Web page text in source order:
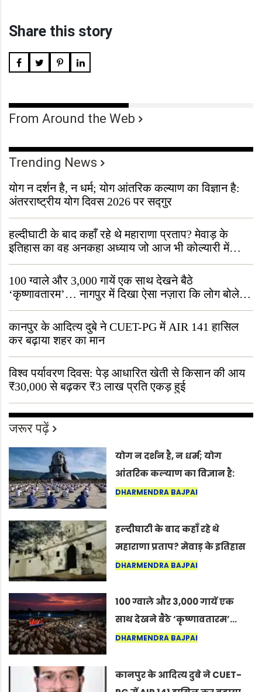
Share this story
From Around the Web
Trending News
योग न दर्शन है, न धर्म; योग आंतरिक कल्याण का विज्ञान है:
अंतरराष्ट्रीय योग दिवस 2026 पर सद्गुर
हल्दीघाटी के बाद कहाँ रहे थे महाराणा प्रताप? मेवाड़ के
इतिहास का वह अनकहा अध्याय जो आज भी कोल्यारी में
जीवित है
100 ग्वाले और 3,000 गायें एक साथ देखने बैठे
‘कृष्णावतारम’… नागपुर में दिखा ऐसा नज़ारा कि लोग बोले,
“ऐसा तो सिर्फ़ कृष्ण ही कर सकते हैं”
कानपुर के आदित्य दुबे ने CUET-PG में AIR 141 हासिल
कर बढ़ाया शहर का मान
विश्व पर्यावरण दिवस: पेड़ आधारित खेती से किसान की आय
₹30,000 से बढ़कर ₹3 लाख प्रति एकड़ हुई
जरूर पढ़ें
योग न दर्शन है, न धर्म; योग
आंतरिक कल्याण का विज्ञान है:
अंतरराष्ट्रीय योग दिवस 2026 पर
DHARMENDRA BAJPAI
हल्दीघाटी के बाद कहाँ रहे थे
महाराणा प्रताप? मेवाड़ के इतिहास
का वह अनकहा अध्याय जो आज भी
DHARMENDRA BAJPAI
100 ग्वाले और 3,000 गायें एक
साथ देखने बैठे ‘कृष्णावतारम’…
नागपुर में दिखा ऐसा नज़ारा कि
कर सकते हैं”
DHARMENDRA BAJPAI
कानपुर के आदित्य दुबे ने CUET-